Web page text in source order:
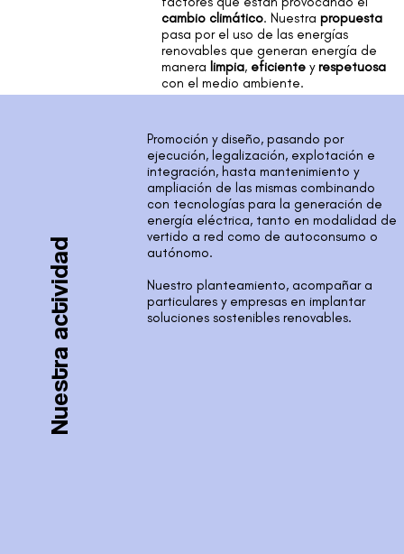
Nuestra actividad
Promoción y diseño, pasando por
ejecución, legalización, explotación e
integración, hasta mantenimiento y
ampliación de las mismas combinando
con tecnologías para la generación de
energía eléctrica, tanto en modalidad de
vertido a red como de autoconsumo o
autónomo.
Nuestro planteamiento, acompañar a
particulares y empresas en implantar
soluciones sostenibles renovables.
cambio climático. Nuestrapropuesta
pasa por el uso de las energías
renovables que generan energía de
manera limpia, eficienteyrespetuosa
con el medio ambiente.